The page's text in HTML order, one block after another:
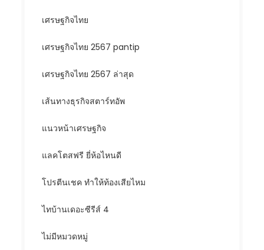
เศรษฐกิจไทย
เศรษฐกิจไทย 2567 pantip
เศรษฐกิจไทย 2567 ล่าสุด
เส้นทางธุรกิจสตาร์ทอัพ
แนวหน้าเศรษฐกิจ
แลคโตสฟรี ยี่ห้อไหนดี
โปรตีนเชค ทำให้ท้องเสียไหม
ไทบ้านเดอะซีรีส์ 4
ไม่มีหมวดหมู่